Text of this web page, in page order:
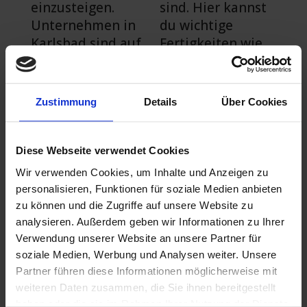
Zustimmung Details Über Cookies
Diese Webseite verwendet Cookies
Wir verwenden Cookies, um Inhalte und Anzeigen zu
personalisieren, Funktionen für soziale Medien anbieten
zu können und die Zugriffe auf unsere Website zu
analysieren. Außerdem geben wir Informationen zu Ihrer
Verwendung unserer Website an unsere Partner für
soziale Medien, Werbung und Analysen weiter. Unsere
Partner führen diese Informationen möglicherweise mit
weiteren Daten zusammen, die Sie ihnen bereitgestellt
haben oder die sie im Rahmen Ihrer Nutzung der Dienste
einzusteigen.
Unternehmen in
Karlsbad sind auf
der Suche nach
motivierten
Mitarbeitern mit
Fähigkeiten und
dem Willen,
Produkte oder
Dienstleistungen
zu verkaufen.
Vertrieb als attraktive
Option – auch ohne
Ausbildung
sind. Hier kannst
du wichtige
Fertigkeiten wie
Kundenakquise,
Verkaufstechnike
n und
den Erwerb dieser
Fähigkeiten
erhöhst du deine
Chancen auf eine
Beförderung und
höhere
Verdienstmöglich
keiten.